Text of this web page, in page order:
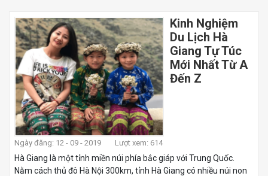
Kinh Nghiệm
Du Lịch Hà
Giang Tự Túc
Mới Nhất Từ A
Đến Z
Ngày đăng: 12 - 09 - 2019 Lượt xem: 614
Hà Giang là một tỉnh miền núi phía bắc giáp với Trung Quốc.
Nằm cách thủ đô Hà Nội 300km, tỉnh Hà Giang có nhiều núi non